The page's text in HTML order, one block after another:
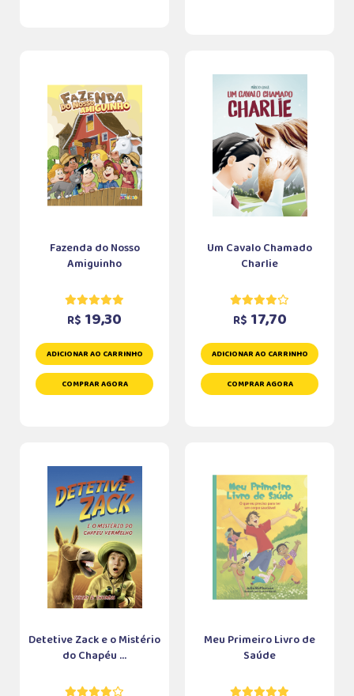
Fazenda do Nosso
Amiguinho
R$ 19,30
ADICIONAR AO CARRINHO
COMPRAR AGORA
Um Cavalo Chamado
Charlie
R$ 17,70
ADICIONAR AO CARRINHO
COMPRAR AGORA
Detetive Zack e o Mistério
do Chapéu ...
Meu Primeiro Livro de
Saúde